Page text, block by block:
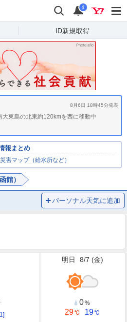
検索 通知
i
ID新規取得
8月6日 18時45分発表
大東島の北東約120kmを西に移動中
報まとめ
災害マップ（給水所など）
館）
パーソナル天気に追加
明日 8/7 (金)
0%
29℃ 19℃